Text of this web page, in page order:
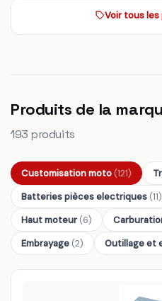
Voir tous les
Produits de la
193 produits
Customisation moto (121)
Batteries pièces electriques (11)
Haut moteur (6)
Embrayage (2) Outillage et